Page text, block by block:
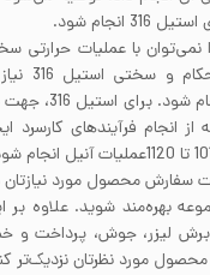
انجام شود.
استیل 316 را نمی‌توان با عملیات
برای
کارسرد بر رو
از انجام فرآیندهای کارسرد
سفارش محصول مورد
بهره‌مند شوید. علاوه بر
لیزر، جوش، پرداخت و
مورد نظرتان نزدیک‌تر